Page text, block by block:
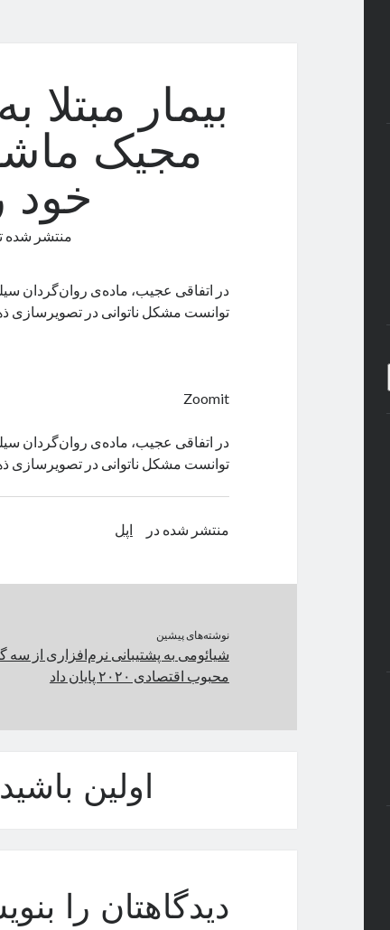
بیمار مبتلا
مجیک
خود
منتشر شده
در اتفاقی عجیب، ماده‌ی روان‌گردان
توانست مشکل ناتوانی در تصویرسازی
Zoomit
در اتفاقی عجیب، ماده‌ی روان‌گردان
توانست مشکل ناتوانی در تصویرسازی
منتشر شده در اپل
نوشته‌های پیشین
شیائومی به پشتیبانی نرم‌افزاری از
محبوب اقتصادی ۲۰۲۰ پایان داد
اولین
دیدگاهتان را